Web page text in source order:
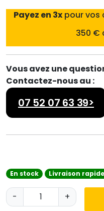
Payez en 3x pour vos
350 €
Vous avez une
Contactez-nous au :
07 52 07 63 39>
En stock Livraison rapide
-
q
u
+